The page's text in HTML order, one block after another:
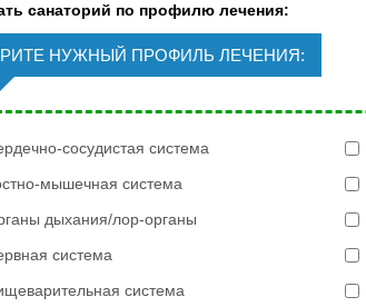
санаторий по профилю лечения:
НУЖНЫЙ ПРОФИЛЬ ЛЕЧЕНИЯ:
сосудистая система
мышечная система
дыхания/лор-органы
система
система